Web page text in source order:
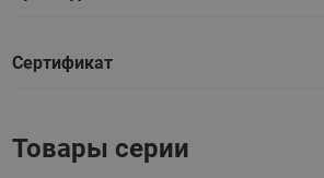
Сертификат
Товары серии